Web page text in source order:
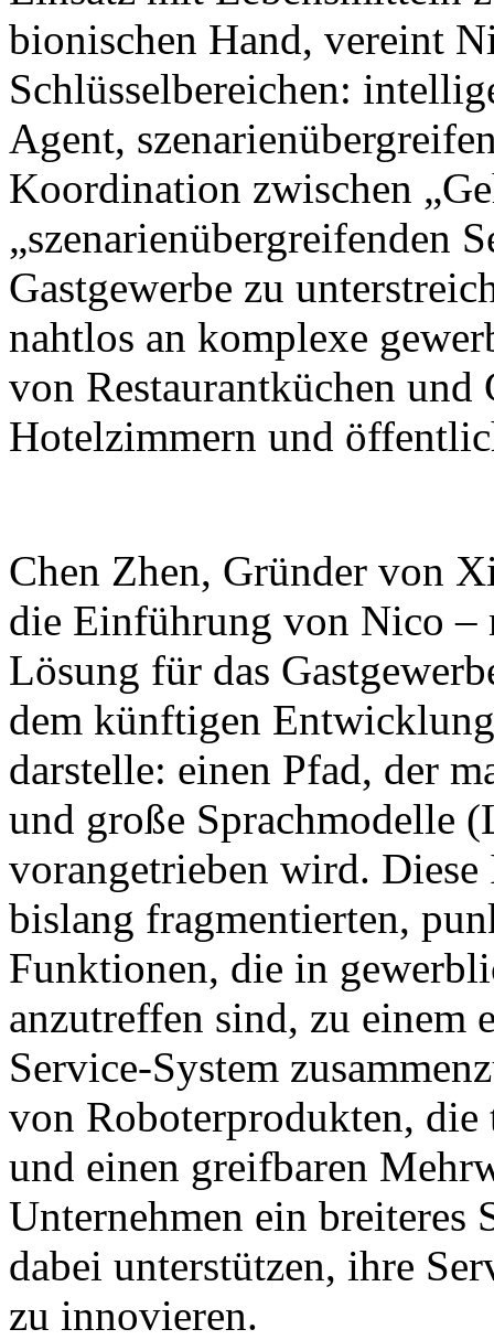
bionischen Hand, vereint
Schlüsselbereichen:
Agent,
Koordination zwischen
„szenarienübergreifenden
Gastgewerbe zu
nahtlos an komplexe
von Restaurantküchen und
Hotelzimmern und
Chen Zhen, Gründer von
die Einführung von Nico –
Lösung für das
dem künftigen
darstelle: einen Pfad, der
und große Sprachmodelle
vorangetrieben wird.
bislang fragmentierten,
Funktionen, die in
anzutreffen sind, zu einem
Service-System
von Roboterprodukten,
und einen greifbaren
Unternehmen ein breiteres
dabei unterstützen, ihre
zu innovieren.